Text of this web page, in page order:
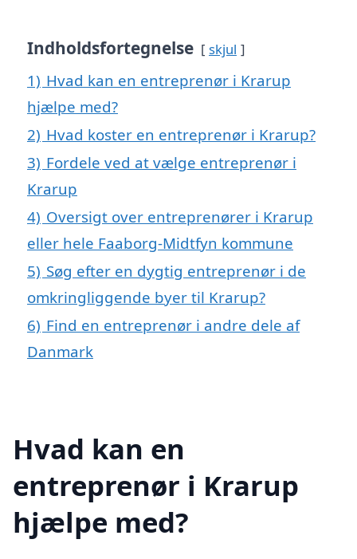
Indholdsfortegnelse skjul
1) Hvad kan en entreprenør i Krarup
hjælpe med?
2) Hvad koster en entreprenør i Krarup?
3) Fordele ved at vælge entreprenør i
Krarup
4) Oversigt over entreprenører i Krarup
eller hele Faaborg-Midtfyn kommune
5) Søg efter en dygtig entreprenør i de
omkringliggende byer til Krarup?
6) Find en entreprenør i andre dele af
Danmark
Hvad kan en
entreprenør i Krarup
hjælpe med?